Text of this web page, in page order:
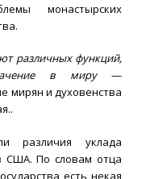
монастырских
различных функций,
в миру —
мирян и духовенства
различия уклада
США. По словам отца
есть некая